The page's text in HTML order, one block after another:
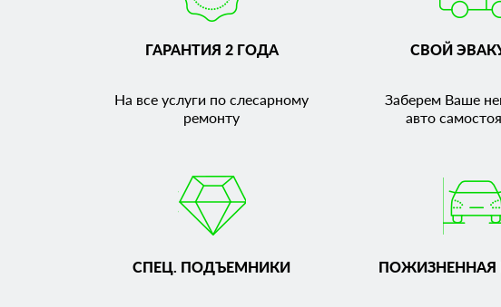
ГАРАНТИЯ 2 ГОДА
На все услуги по слесарному
ремонту
СВОЙ
Заберем Ваше
авто
СПЕЦ. ПОДЪЕМНИКИ ПОЖИЗНЕННАЯ